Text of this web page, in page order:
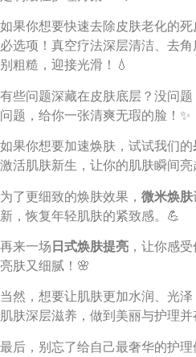
如果你想要快速去除皮肤老化的死
必选项！真空疗法深层清洁、去
别粗糙，迎接光滑！💧
有些问题深藏在皮肤底层？没问题
问题，给你一张清爽无瑕的脸！✨
如果你想要加速焕肤，试试我们的
激活肌肤新生，让你的肌肤瞬间亮
为了更细致的焕肤效果， 微米焕肤
新，恢复年轻肌肤的紧致感。💪
再来一场 日式焕肤提亮 ，让你感
亮肤又细腻！🌸
当然，想要让肌肤更加水润、光
肌肤深层滋养，做到美丽与护理并
最后，别忘了给自己最奢华的护